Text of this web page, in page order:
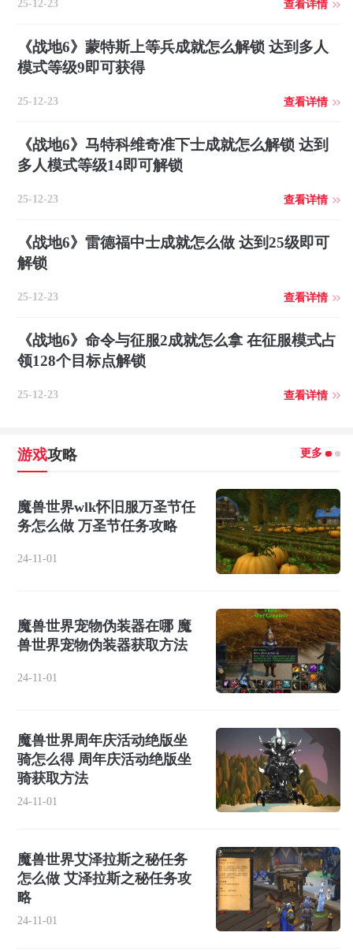
25-12-23 查看详情
《战地6》蒙特斯上等兵成就怎么解锁 达到多人
模式等级9即可获得
25-12-23 查看详情
《战地6》马特科维奇准下士成就怎么解锁 达到
多人模式等级14即可解锁
25-12-23 查看详情
《战地6》雷德福中士成就怎么做 达到25级即可
解锁
25-12-23 查看详情
《战地6》命令与征服2成就怎么拿 在征服模式占
领128个目标点解锁
25-12-23 查看详情
游戏攻略 更多
魔兽世界wlk怀旧服万圣节任
务怎么做 万圣节任务攻略
24-11-01
魔兽世界宠物伪装器在哪 魔
兽世界宠物伪装器获取方法
24-11-01
魔兽世界周年庆活动绝版坐
骑怎么得 周年庆活动绝版坐
骑获取方法
24-11-01
魔兽世界艾泽拉斯之秘任务
怎么做 艾泽拉斯之秘任务攻
略
24-11-01